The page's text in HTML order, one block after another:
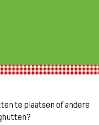
te plaatsen of andere